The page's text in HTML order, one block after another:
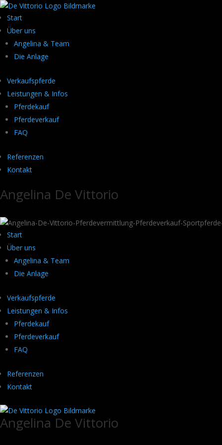
Start
Über uns
Angelina & Team
Die Anlage
Verkaufspferde
Leistungen & Infos
Pferdekauf
Pferdeverkauf
FAQ
Referenzen
Kontakt
Angelina De Vittorio
Start
Über uns
Angelina & Team
Die Anlage
Verkaufspferde
Leistungen & Infos
Pferdekauf
Pferdeverkauf
FAQ
Referenzen
Kontakt
Angelina De Vittorio